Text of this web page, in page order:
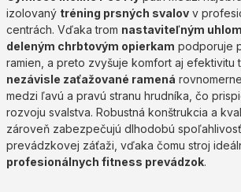
izolovaný tréning prsných svalov v
centrách. Vďaka trom nastaviteľným
deleným chrbtovým opierkam podporuje
ramien, a preto zvyšuje komfort aj efektivitu
nezávisle zaťažované ramená
medzi ľavú a pravú stranu hrudníka, čo
rozvoju svalstva. Robustná konštrukcia a
zároveň zabezpečujú dlhodobú
prevádzkovej záťaži, vďaka čomu stroj
profesionálnych fitness prevádzok.